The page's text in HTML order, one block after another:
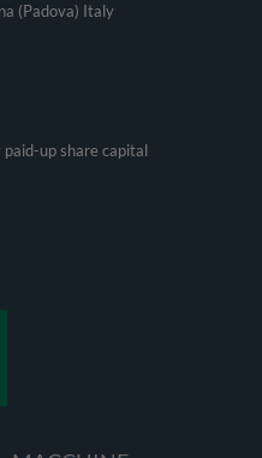
(Padova) Italy
up share capital